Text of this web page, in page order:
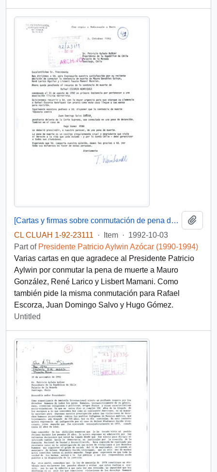
[Cartas y firmas sobre conmutación de pena de muerte]
CL CLUAH 1-92-23111
· Item · 1992-10-03
Part of Presidente Patricio Aylwin Azócar (1990-1994)
Varias cartas en que agradece al Presidente Patricio
Aylwin por conmutar la pena de muerte a Mauro
González, René Larico y Lisbert Mamani. Como
también pide la misma conmutación para Rafael
Escorza, Juan Domingo Salvo y Hugo Gómez.
Untitled